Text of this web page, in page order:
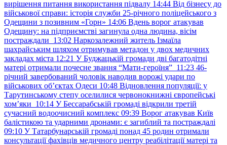
вирішення питання використання підвалу 14:44 Від бізнесу до
військової справи: історія служби 25-річного поліцейського з
Одещини з позивним «Горн» 14:06 Вдень ворог атакував
Одещину: на підприємстві загинула одна людина, вісім
постраждали 13:02 Наркозалежний житель Ізмаїла
шахрайським шляхом отримував метадон у двох медичних
закладах міста 12:21 У Буджацькій громади дві багатодітні
матері отримали почесне звання “Мати-героїня” 11:23 46-
річний завербований чоловік наводив ворожі удари по
військових обʼєктах Одеси 10:48 Відновлення популяції: у
Тарутинському степу оселилися червонокнижні європейські
хом’яки 10:14 У Бессарабській громаді відкрили третій
сучасний водоочисний комплекс 09:39 Ворог атакував Київ
балістикою та ударними дронами: є загиблий та постраждалі
09:10 У Татарбунарській громаді понад 45 родин отримали
консультації фахівців медичного центру реабілітації матері та